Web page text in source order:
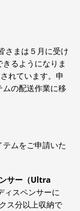
さまは５月に受け
るようになりま
れています。申
の配送作業に移
ムをご申請いた
サー（Ultra
ィスペンサーに
ス分以上収納で